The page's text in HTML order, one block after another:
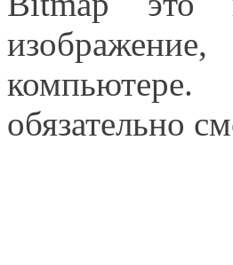
обязательно